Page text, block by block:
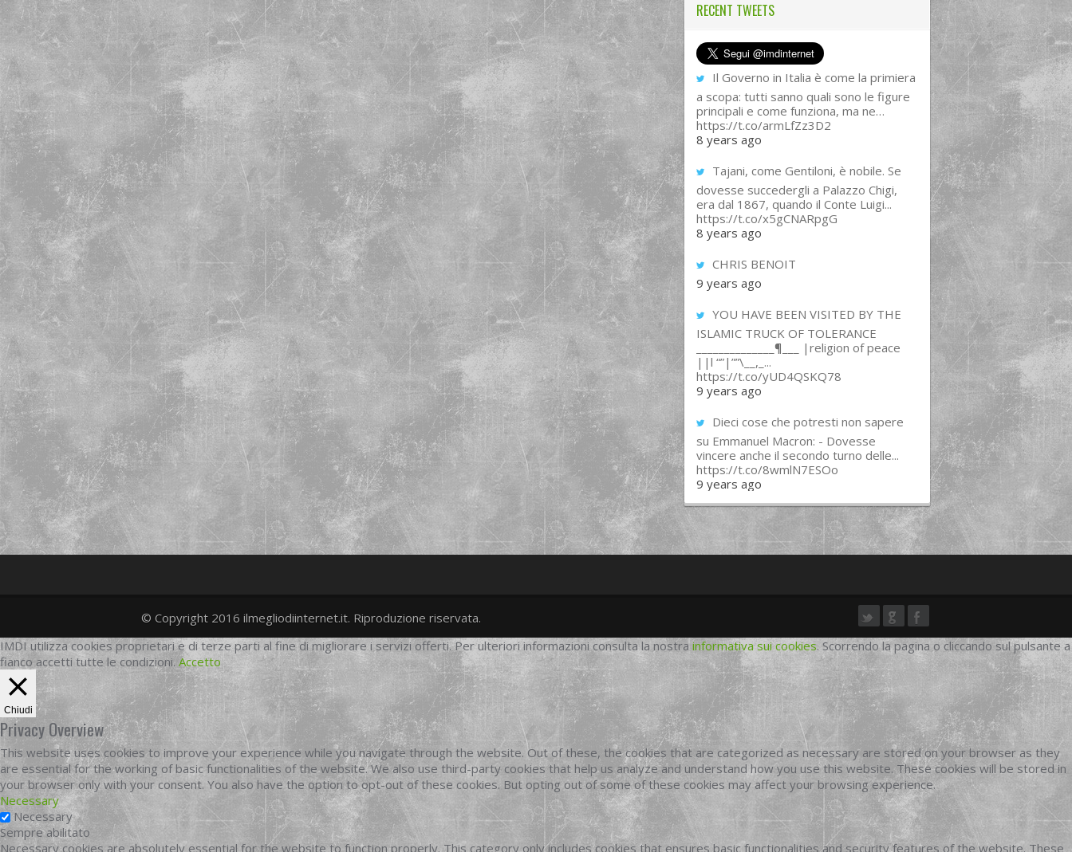
RECENT TWEETS
Il Governo in Italia è come la primiera
a scopa: tutti sanno quali sono le figure
principali e come funziona, ma ne…
https://t.co/armLfZz3D2
8 years ago
Tajani, come Gentiloni, è nobile. Se
dovesse succedergli a Palazzo Chigi,
era dal 1867, quando il Conte Luigi...
https://t.co/x5gCNARpgG
8 years ago
CHRIS BENOIT
9 years ago
YOU HAVE BEEN VISITED BY THE
ISLAMIC TRUCK OF TOLERANCE
______________¶___ |religion of peace
||l “”|””\__,_...
https://t.co/yUD4QSKQ78
9 years ago
Dieci cose che potresti non sapere
su Emmanuel Macron: - Dovesse
vincere anche il secondo turno delle...
https://t.co/8wmlN7ESOo
9 years ago
twittergoogleplus
facebook
© Copyright 2016 ilmegliodiinternet.it. Riproduzione riservata.
IMDI utilizza cookies proprietari e di terze parti al fine di migliorare i servizi offerti. Per ulteriori informazioni consulta la nostra informativa sui cookies. Scorrendo la pagina o cliccando sul pulsante a
fianco accetti tutte le condizioni. Accetto
Chiudi
Privacy Overview
This website uses cookies to improve your experience while you navigate through the website. Out of these, the cookies that are categorized as necessary are stored on your browser as they
are essential for the working of basic functionalities of the website. We also use third-party cookies that help us analyze and understand how you use this website. These cookies will be stored in
your browser only with your consent. You also have the option to opt-out of these cookies. But opting out of some of these cookies may affect your browsing experience.
Necessary
Necessary
Sempre abilitato
Necessary cookies are absolutely essential for the website to function properly. This category only includes cookies that ensures basic functionalities and security features of the website. These